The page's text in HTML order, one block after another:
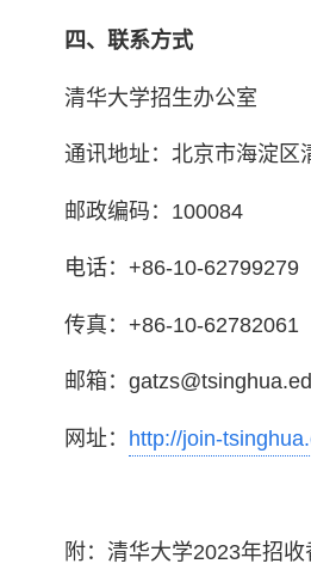
四、联系方式
清华大学招生办公室
通讯地址：北京市海淀区
邮政编码：100084
电话：+86-10-62799279
传真：+86-10-62782061
邮箱：
网址： http://join-
附：清华大学2023年招